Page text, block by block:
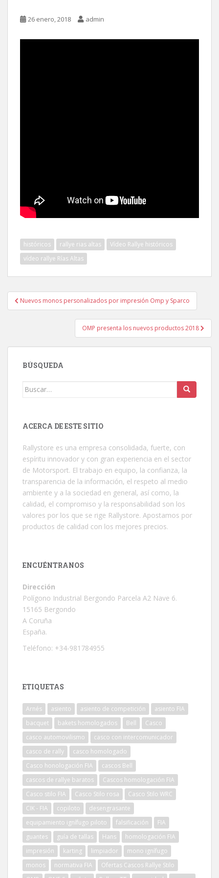
26 enero, 2018 admin
históricos rallye rias altas
Vídeo Rallye históricos
vídeo rallye Rías Altas
Navegación
de
Nuevos monos personalizados por impresión Omp y Sparco
OMP presenta los nuevos productos 2018
BÚSQUEDA
Buscar:
ACERCA DE ESTE SITIO
Rallystore es una empresa consolidada, fuerte, con
espíritu innovador y con gran experiencia en el sector
de Motorsport. El trabajo en equipo, la confianza, la
transparencia de la información, el respeto al medio
ambiente y a la sociedad en general, así como, la
calidad, el compromiso y la responsabilidad son los
valores por los que se rige Rallystore. Apostamos por
productos de calidad con los mejores precios.
ENCUÉNTRANOS
Dirección
Polígono Industrial Bergondo Parcela A2 Nave 6.
15165 Bergondo
A Coruña
España.
Teléfono: +34-981784955
ETIQUETAS
Arnés asiento asiento de competición
asiento FIA
bacquet
bakets homologados Bell
Casco
casco automovilismo
casco con intercomunicador
casco de rally
casco homologado
Casco honologación FIA
cascos Bell
cascos de rallye baratos
Cascos homologación FIA
Casco stilo FIA
Casco Stilo rosa
Casco Stilo WRC
CIK - FIA
copiloto
desengrasante
equipamiento ignífugo piloto
falsificación
FIA
guantes
guía de tallas Hans
homologación FIA
impresión
karting limpiador
mono ignífugo
monos
normativa FIA
Ofertas Cascos Rallye Stilo